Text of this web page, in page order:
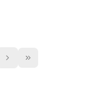
Przejdź do ostatniej